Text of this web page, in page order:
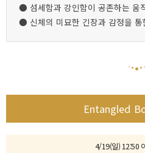
● 섬세함과 강인함이 공존하는 움
● 신체의 미묘한 긴장과 감정을 통
Entangled
4/19(일) 12:50